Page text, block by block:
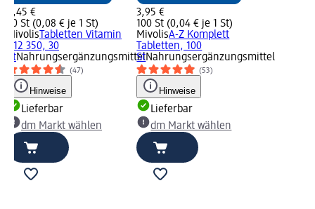
2,45 €
30 St (0,08 € je 1 St)
Mivolis Tabletten Vitamin
B12 350, 30
StNahrungsergänzungsmittel
(47)
Hinweise
Lieferbar
dm Markt wählen
3,95 €
100 St (0,04 € je 1 St)
MivolisA-Z Komplett
Tabletten, 100
StNahrungsergänzungsmittel
(53)
Hinweise
Lieferbar
dm Markt wählen